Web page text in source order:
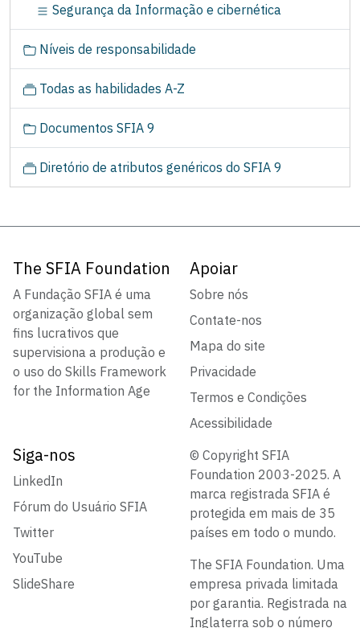
Segurança da Informação e cibernética
Níveis de responsabilidade
Todas as habilidades A-Z
Documentos SFIA 9
Diretório de atributos genéricos do SFIA 9
The SFIA Foundation
A Fundação SFIA é uma
organização global sem
fins lucrativos que
supervisiona a produção e
o uso do Skills Framework
for the Information Age
Apoiar
Sobre nós
Contate-nos
Mapa do site
Privacidade
Termos e Condições
Acessibilidade
Siga-nos
LinkedIn
Fórum do Usuário SFIA
Twitter
YouTube
SlideShare
© Copyright SFIA
Foundation 2003-2025. A
marca registrada SFIA é
protegida em mais de 35
países em todo o mundo.
The SFIA Foundation. Uma
empresa privada limitada
por garantia. Registrada na
Inglaterra sob o número